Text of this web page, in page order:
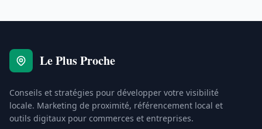
Le Plus Proche
Conseils et stratégies pour développer votre visibilité
locale. Marketing de proximité, référencement local et
outils digitaux pour commerces et entreprises.